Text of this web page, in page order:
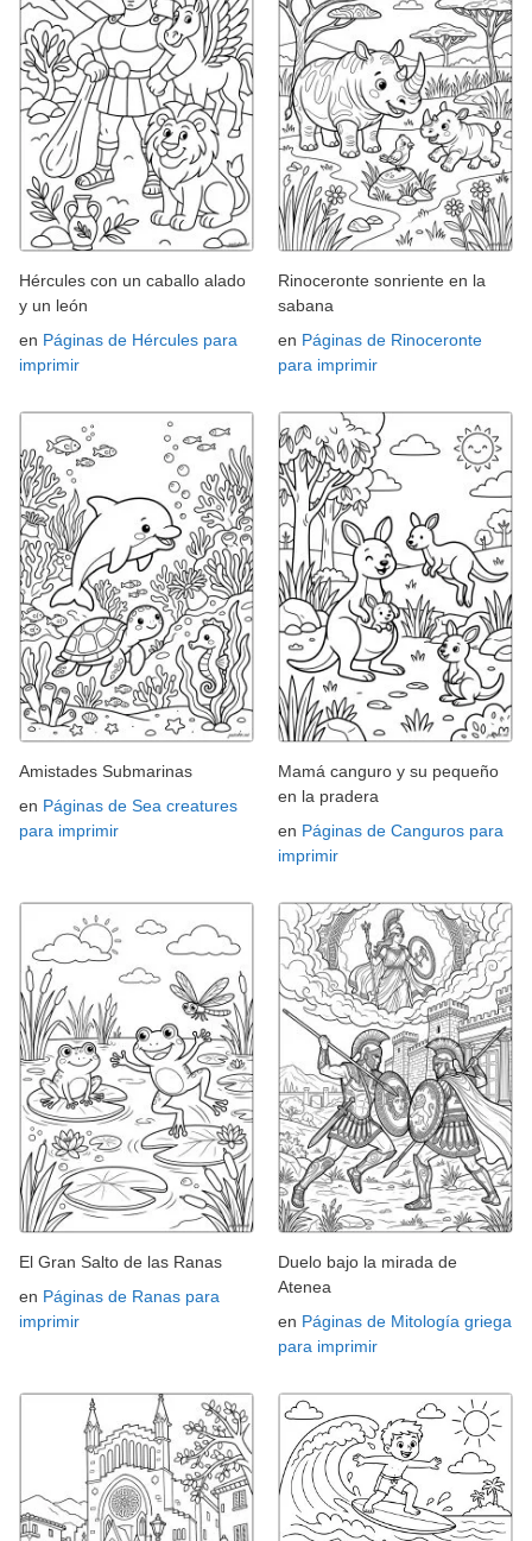
Hércules con un caballo alado
y un león
en Páginas de Hércules para
imprimir
Rinoceronte sonriente en la
sabana
en Páginas de Rinoceronte
para imprimir
Amistades Submarinas
en Páginas de Sea creatures
para imprimir
Mamá canguro y su pequeño
en la pradera
en Páginas de Canguros para
imprimir
El Gran Salto de las Ranas
en Páginas de Ranas para
imprimir
Duelo bajo la mirada de
Atenea
en Páginas de Mitología griega
para imprimir